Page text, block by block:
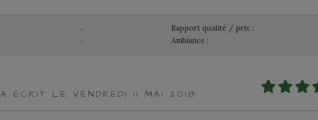
- Rapport qualité / prix :
- Ambiance :
A ÉCRIT LE VENDREDI 11 MAI 2018